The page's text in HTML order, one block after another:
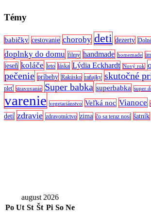
Témy
babičky cestovanie choroby deti dezerty
doplnky do domu filmy handmade homemade
jeseň koláče leto láska Lýdia Eckhardt Nový rok
pečenie príbehy Rakúsko raňajky skutočné
pleť stravovanie Super babka superbabka super
varenie vegetariánstvo Veľká noc Vianoce
detí zdravie zdravotníctvo zima čo sa teraz nosí šatník
august 2026
Po Ut St Št Pi So Ne